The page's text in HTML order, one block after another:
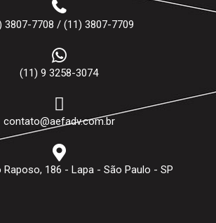
3807-7708 / (11) 3807-7709
(11) 9 3258-3074
contato@aefadv.com.br
Raposo, 186 - Lapa - São Paulo - SP